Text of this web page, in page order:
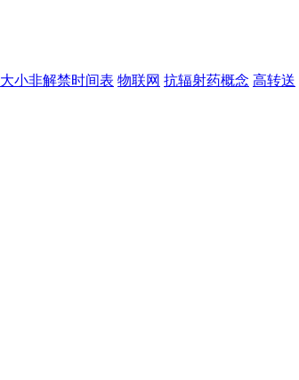
大小非解禁时间表 物联网 抗辐射药概念 高转送